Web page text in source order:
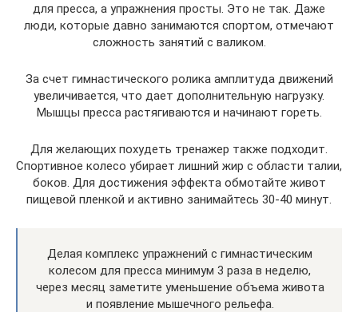
для пресса, а упражнения просты. Это не так. Даже
люди, которые давно занимаются спортом, отмечают
сложность занятий с валиком.
За счет гимнастического ролика амплитуда движений
увеличивается, что дает дополнительную нагрузку.
Мышцы пресса растягиваются и начинают гореть.
Для желающих похудеть тренажер также подходит.
Спортивное колесо убирает лишний жир с области талии,
боков. Для достижения эффекта обмотайте живот
пищевой пленкой и активно занимайтесь 30-40 минут.
Делая комплекс упражнений с гимнастическим
колесом для пресса минимум 3 раза в неделю,
через месяц заметите уменьшение объема живота
и появление мышечного рельефа.